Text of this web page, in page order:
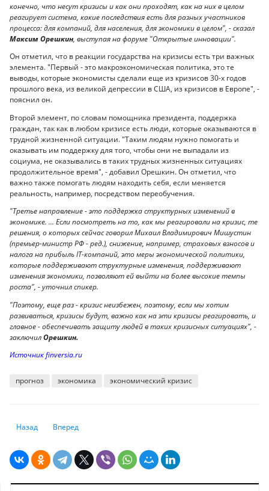
конечно, что несут кризисы и как они проходят, как на них в целом
реагирует система, какие последствия есть для разных участников
процесса: для компаний, для населения, для экономики в целом", - сказал
Максим Орешкин, выступая на форуме "Открытые инновации".
Он отметил, что в реакции государства на кризисы есть три важных
элемента. "Первый - это макроэкономическая политика, это те
выводы, которые экономисты сделали еще из кризисов 30-х годов
прошлого века, из великой депрессии в США, из кризисов в Европе", -
пояснил он.
Второй элемент, по словам помощника президента, поддержка
граждан, так как в любом кризисе есть люди, которые оказываются в
трудной жизненной ситуации. "Таким людям нужно помогать и
оказывать им поддержку для того, чтобы они не выпадали из
социума, не оказывались в таких трудных жизненных ситуациях
продолжительное время", - добавил Орешкин. Он отметил, что
важно также помогать людям находить себя, если меняется
реальность, например, посредством переобучения.
"Третье направление - это поддержка структурных изменений в
экономике. ... Если посмотреть на то, как мы реагировали на кризис, те
решения, о которых сейчас говорил Михаил Владимирович Мишустин
(премьер-министр РФ - ред.), снижение, например, страховых взносов и
налога на прибыль IT-компаний, это меры экономической политики,
которые поддерживают структурные изменения, поддерживают
изменения экономики, позволяют ей выйти на более высокие темпы
роста", - уточнил спикер.
"Поэтому, еще раз - кризис неизбежен, поэтому, если мы хотим
развиваться, кризисы будут, важно как на эти кризисы реагировать, и
главное - обеспечивать защиту людей в таких кризисных ситуациях", -
заключилОрешкин.
Источник finversia.ru
прогноз экономика экономический кризис
Предыдущий: Пять идей, которые смогут изменить все в экономике
Назад Следующий: Бензин, монеты, пищевые отходы: что
Вперед